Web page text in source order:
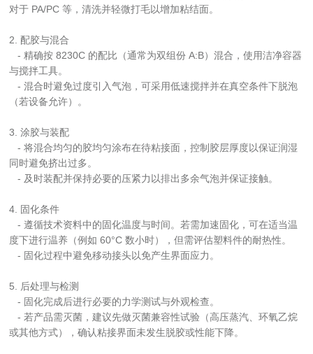
对于 PA/PC 等，清洗并轻微打毛以增加粘结面。
2. 配胶与混合
- 精确按 8230C 的配比（通常为双组份 A:B）混合，使用洁净容器
与搅拌工具。
- 混合时避免过度引入气泡，可采用低速搅拌并在真空条件下脱泡
（若设备允许）。
3. 涂胶与装配
- 将混合均匀的胶均匀涂布在待粘接面，控制胶层厚度以保证润湿
同时避免挤出过多。
- 及时装配并保持必要的压紧力以排出多余气泡并保证接触。
4. 固化条件
- 遵循技术资料中的固化温度与时间。若需加速固化，可在适当温
度下进行温养（例如 60°C 数小时），但需评估塑料件的耐热性。
- 固化过程中避免移动接头以免产生界面应力。
5. 后处理与检测
- 固化完成后进行必要的力学测试与外观检查。
- 若产品需灭菌，建议先做灭菌兼容性试验（高压蒸汽、环氧乙烷
或其他方式），确认粘接界面未发生脱胶或性能下降。